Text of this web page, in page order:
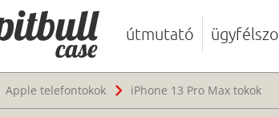
útmutató
Apple telefontokok iPhone 13 Pro Max tokok